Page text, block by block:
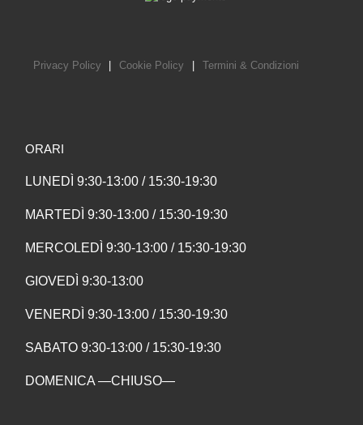
Privacy Policy Cookie Policy Termini & Condizioni
ORARI
LUNEDÌ 9:30-13:00 / 15:30-19:30
MARTEDÌ 9:30-13:00 / 15:30-19:30
MERCOLEDÌ 9:30-13:00 / 15:30-19:30
GIOVEDÌ 9:30-13:00
VENERDÌ 9:30-13:00 / 15:30-19:30
SABATO 9:30-13:00 / 15:30-19:30
DOMENICA —CHIUSO—